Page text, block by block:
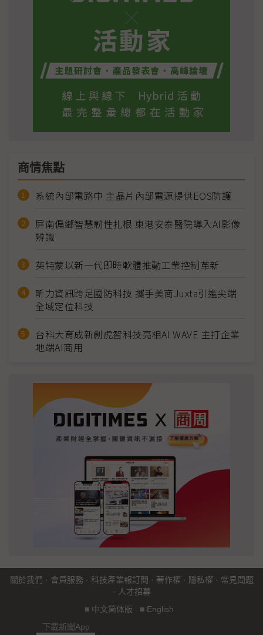
商情焦點
系統內部電路中 主晶片內部電源提供EOS防護
屏南偏鄉智慧韌性扎根 東港安泰醫院導入AI影像
辨識
英特蒙以新一代即時軟體推動工業控制革新
昕力資訊跨足國防科技 攜手美商Juxta引進尖端
全域定位科技
台科大育成新創虎智科技亮相AI WAVE 主打企業
地端AI商用
關於我們 · 會員服務 · 科技產業報訂閱 · 著作權 · 隱私權 · 常見問題
· 人才招募
■ 中文简体版 ■ English
下載新聞App